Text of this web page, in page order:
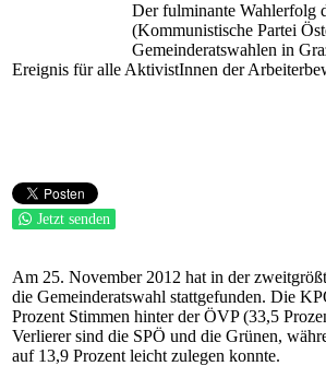
Der fulminante Wahlerfolg
(Kommunistische Partei
Gemeinderatswahlen in
Ereignis für alle AktivistInnen der
Jetzt senden
Am 25. November 2012 hat in der
die Gemeinderatswahl stattgefunden. Die
Prozent Stimmen hinter der ÖVP (33,5
Verlierer sind die SPÖ und die Grünen,
auf 13,9 Prozent leicht zulegen konnte.